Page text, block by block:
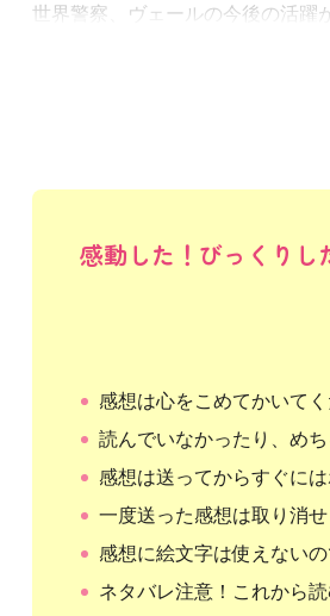
世界警察、ヴェールの今後の活
感動した！びっくり
感想は心をこめてかいて
読んでいなかったり、め
感想は送ってからすぐに
一度送った感想は取り消
感想に絵文字は使えないの
ネタバレ注意！これから